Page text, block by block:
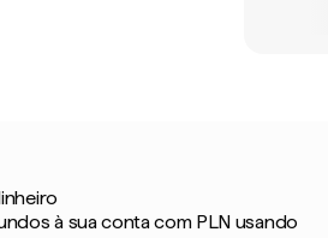
à sua conta com PLN usando